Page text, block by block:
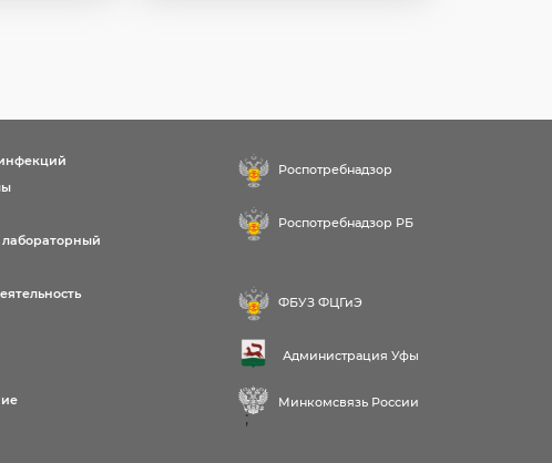
Роспотребнадзор
Роспотребнадзор РБ
ФБУЗ ФЦГиЭ
Администрация Уфы
Минкомсвязь России
;